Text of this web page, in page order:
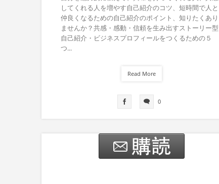
してくれる人を増やす自己紹介のコツ、短時間で人と
仲良くなるための自己紹介のポイント、知りたくあり
ませんか？共感・感動・信頼を生み出すストーリー型
自己紹介・ビジネスプロフィールをつくるための５
つ...
Read More
0